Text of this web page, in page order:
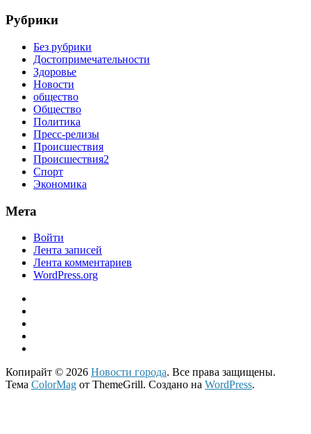
Рубрики
Без рубрики
Достопримечательности
Здоровье
Новости
общество
Общество
Политика
Пресс-релизы
Происшествия
Происшествия2
Спорт
Экономика
Мета
Войти
Лента записей
Лента комментариев
WordPress.org
Копирайт © 2026 Новости города. Все права защищены.
Тема ColorMag от ThemeGrill. Создано на WordPress.